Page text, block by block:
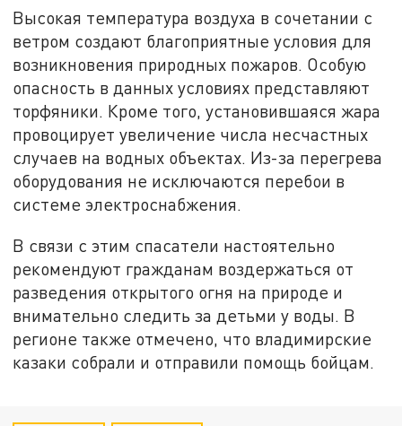
Высокая температура воздуха в сочетании с
ветром создают благоприятные условия для
возникновения природных пожаров. Особую
опасность в данных условиях представляют
торфяники. Кроме того, установившаяся жара
провоцирует увеличение числа несчастных
случаев на водных объектах. Из-за перегрева
оборудования не исключаются перебои в
системе электроснабжения.
В связи с этим спасатели настоятельно
рекомендуют гражданам воздержаться от
разведения открытого огня на природе и
внимательно следить за детьми у воды. В
регионе также отмечено, что владимирские
казаки собрали и отправили помощь бойцам.